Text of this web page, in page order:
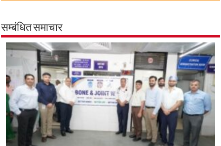
सम्बंधित समाचार